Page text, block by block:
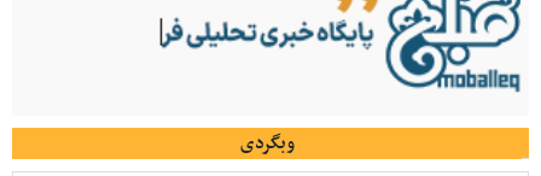
وبگردی